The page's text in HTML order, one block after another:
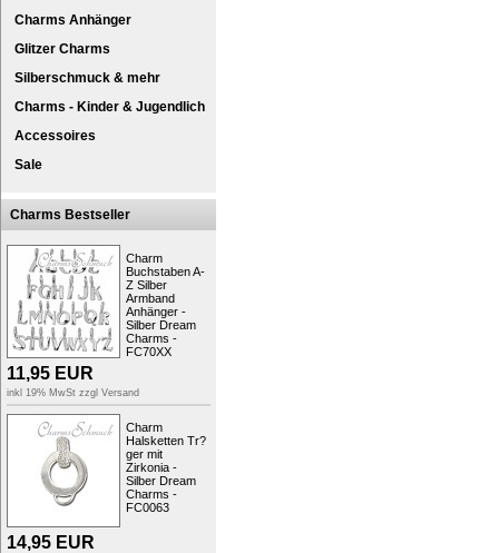
Charms Anhänger
Glitzer Charms
Silberschmuck & mehr
Charms - Kinder & Jugendlich
Accessoires
Sale
Charms Bestseller
Charm
Buchstaben A-
Z Silber
Armband
Anhänger -
Silber Dream
Charms -
FC70XX
11,95 EUR
inkl 19% MwSt zzgl Versand
Charm
Halsketten Tr?
ger mit
Zirkonia -
Silber Dream
Charms -
FC0063
14,95 EUR